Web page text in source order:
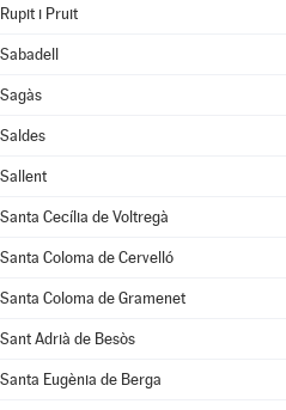
Rupit i Pruit
Sabadell
Sagàs
Saldes
Sallent
Santa Cecília de Voltregà
Santa Coloma de Cervelló
Santa Coloma de Gramenet
Sant Adrià de Besòs
Santa Eugènia de Berga